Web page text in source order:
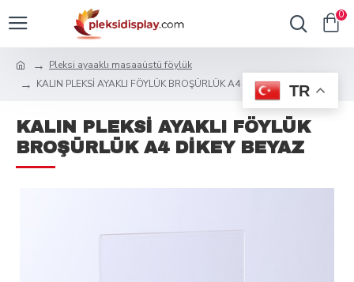
TR
0
Pleksi ayaaklı masaaüstü föylük
KALIN PLEKSİ AYAKLI FÖYLÜK BROŞÜRLÜK A4 DİKEY BEYAZ
KALIN PLEKSİ AYAKLI FÖYLÜK
BROŞÜRLÜK A4 DİKEY BEYAZ